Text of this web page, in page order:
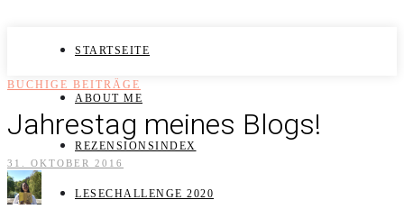
STARTSEITE
ABOUT ME
REZENSIONSINDEX
LESECHALLENGE 2020
BUCHIGE BEITRÄGE
Jahrestag meines Blogs!
31. OKTOBER 2016